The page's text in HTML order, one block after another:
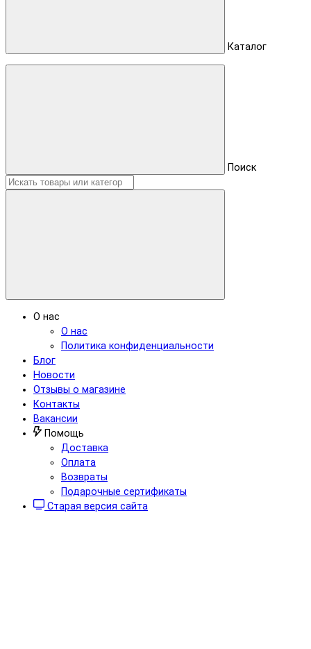
Каталог
Поиск
О нас
О нас
Политика конфиденциальности
Блог
Новости
Отзывы о магазине
Контакты
Вакансии
Помощь
Доставка
Оплата
Возвраты
Подарочные сертификаты
Старая версия сайта